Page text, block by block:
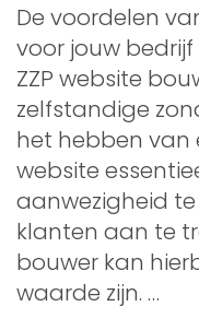
De voordelen
voor jouw
ZZP website
zelfstandige
het hebben van
website
aanwezigheid
klanten aan te
bouwer kan
waarde zijn. …